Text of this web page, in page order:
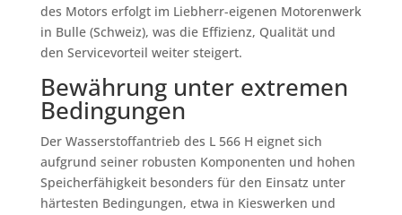
des Motors erfolgt im Liebherr-eigenen Motorenwerk
in Bulle (Schweiz), was die Effizienz, Qualität und
den Servicevorteil weiter steigert.
Bewährung unter extremen
Bedingungen
Der Wasserstoffantrieb des L 566 H eignet sich
aufgrund seiner robusten Komponenten und hohen
Speicherfähigkeit besonders für den Einsatz unter
härtesten Bedingungen, etwa in Kieswerken und